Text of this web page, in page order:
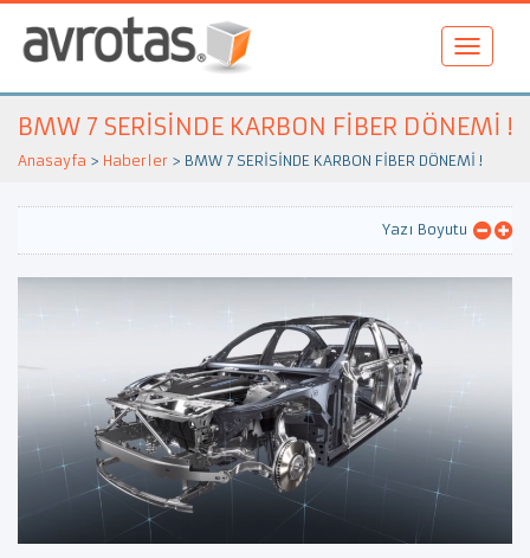
BMW 7 SERİSİNDE KARBON FİBER DÖNEMİ !
Anasayfa > Haberler > BMW 7 SERİSİNDE KARBON FİBER DÖNEMİ !
Yazı Boyutu